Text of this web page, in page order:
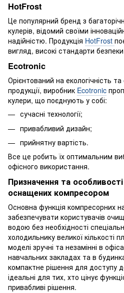
HotFrost
Це популярний бренд з
кулерів, відомий своїми
надійністю. Продукція HotFrost
вигляд, високі стандарти
Ecotronic
Орієнтований на екологічність
продукції, виробник Ecotronic
кулери, що поєднують у собі:
сучасні технології;
привабливий дизайн;
прийнятну вартість.
Все це робить їх оптимальним
офісного використання.
Призначення та особливості
оснащених компресором
Основна функція компресорних
забезпечувати користувачів
водою без необхідності
холодильнику великої кількості
моделі зручні та незамінні в
навчальних закладах та в
компактне рішення для доступу
ідеальні для тих, хто цінує
привабливі рішення.